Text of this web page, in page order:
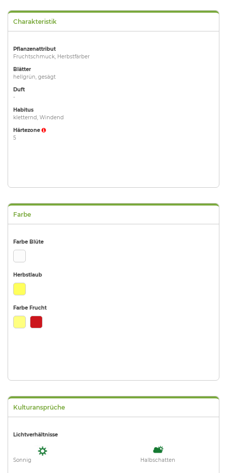
Charakteristik
Pflanzenattribut
Fruchtschmuck, Herbstfärber
Blätter
hellgrün, gesägt
Duft
-
Habitus
kletternd, Windend
Härtezone
5
Farbe
Farbe Blüte
Herbstlaub
Farbe Frucht
Kulturansprüche
Lichtverhältnisse
Sonnig Halbschatten